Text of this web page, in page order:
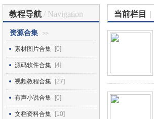
教程导航 / Navigation
资源合集 >>
素材图片合集 [0]
源码软件合集 [4]
视频教程合集 [27]
有声小说合集 [0]
文档资料合集 [10]
当前栏目 |